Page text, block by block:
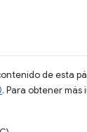
de esta
. Para obtener